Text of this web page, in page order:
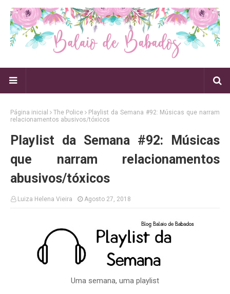
Página inicial The Police
Playlist da Semana #92: Músicas que narram
relacionamentos abusivos/tóxicos
Playlist da Semana #92: Músicas
que narram relacionamentos
abusivos/tóxicos
Luiza Helena Vieira Agosto 27, 2018
Uma semana, uma playlist